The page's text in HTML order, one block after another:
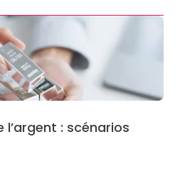
l’argent : scénarios